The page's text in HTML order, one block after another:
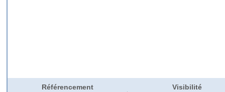
Référencement Visibilité